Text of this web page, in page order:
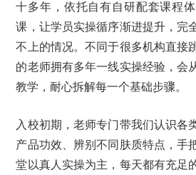
十多年，依托自有自研配套课程
课，让学员实操循序渐进提升，完
不上的情况。不同于很多机构直接
的老师拥有多年一线实操经验，会
教学，耐心拆解每一个基础步骤。
入校初期，老师专门带我们认识各
产品功效、辨别不同肤质特点，手
堂以真人实操为主，每天都有充足